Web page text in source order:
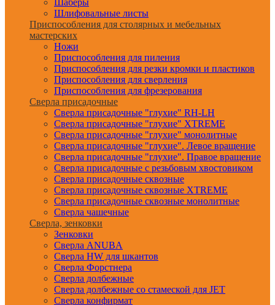
Шаберы
Шлифовальные листы
Приспособления для столярных и мебельных
мастерских
Ножи
Приспособления для пиления
Приспособления для резки кромки и пластиков
Приспособления для сверления
Приспособления для фрезерования
Сверла присадочные
Сверла присадочные "глухие" RH-LH
Сверла присадочные "глухие" XTREME
Сверла присадочные "глухие" монолитные
Сверла присадочные "глухие". Левое вращение
Сверла присадочные "глухие". Правое вращение
Сверла присадочные с резьбовым хвостовиком
Сверла присадочные сквозные
Сверла присадочные сквозные XTREME
Сверла присадочные сквозные монолитные
Сверла чашечные
Сверла, зенковки
Зенковки
Сверла ANUBA
Сверла HW для шкантов
Сверла Форстнера
Сверла долбежные
Сверла долбежные со стамеской для JET
Сверла конфирмат